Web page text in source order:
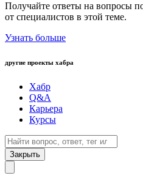
Получайте ответы на вопросы
от специалистов в этой теме.
Узнать больше
другие проекты хабра
Хабр
Q&A
Карьера
Курсы
Закрыть